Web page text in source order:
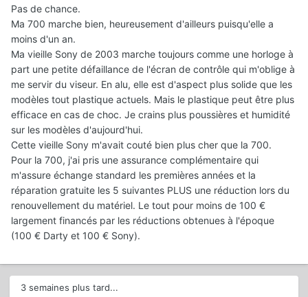
Pas de chance.
Ma 700 marche bien, heureusement d'ailleurs puisqu'elle a
moins d'un an.
Ma vieille Sony de 2003 marche toujours comme une horloge à
part une petite défaillance de l'écran de contrôle qui m'oblige à
me servir du viseur. En alu, elle est d'aspect plus solide que les
modèles tout plastique actuels. Mais le plastique peut être plus
efficace en cas de choc. Je crains plus poussières et humidité
sur les modèles d'aujourd'hui.
Cette vieille Sony m'avait couté bien plus cher que la 700.
Pour la 700, j'ai pris une assurance complémentaire qui
m'assure échange standard les premières années et la
réparation gratuite les 5 suivantes PLUS une réduction lors du
renouvellement du matériel. Le tout pour moins de 100 €
largement financés par les réductions obtenues à l'époque
(100 € Darty et 100 € Sony).
3 semaines plus tard...